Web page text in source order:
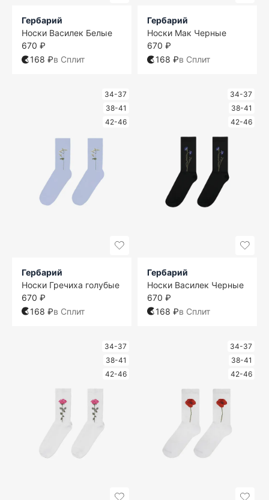
Гербарий
Носки Василек Белые
670 ₽
168 ₽в Сплит
Гербарий
Носки Мак Черные
670 ₽
168 ₽в Сплит
34-37
38-41
42-46
Гербарий
Носки Гречиха голубые
670 ₽
168 ₽в Сплит
34-37
38-41
42-46
Гербарий
Носки Василек Черные
670 ₽
168 ₽в Сплит
34-37
38-41
42-46
34-37
38-41
42-46